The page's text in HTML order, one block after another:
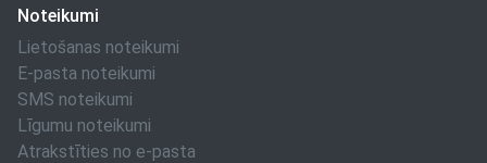
Noteikumi
Lietošanas noteikumi
E-pasta noteikumi
SMS noteikumi
Līgumu noteikumi
Atrakstīties no e-pasta